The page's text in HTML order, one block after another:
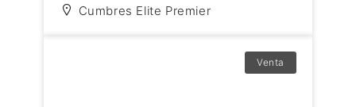
Cumbres Elite Premier
Venta